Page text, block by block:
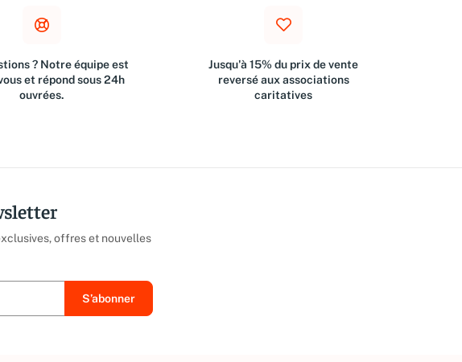
? Notre équipe est
et répond sous 24h
ouvrées.
Jusqu'à 15% du prix de vente
reversé aux associations
caritatives
offres et nouvelles